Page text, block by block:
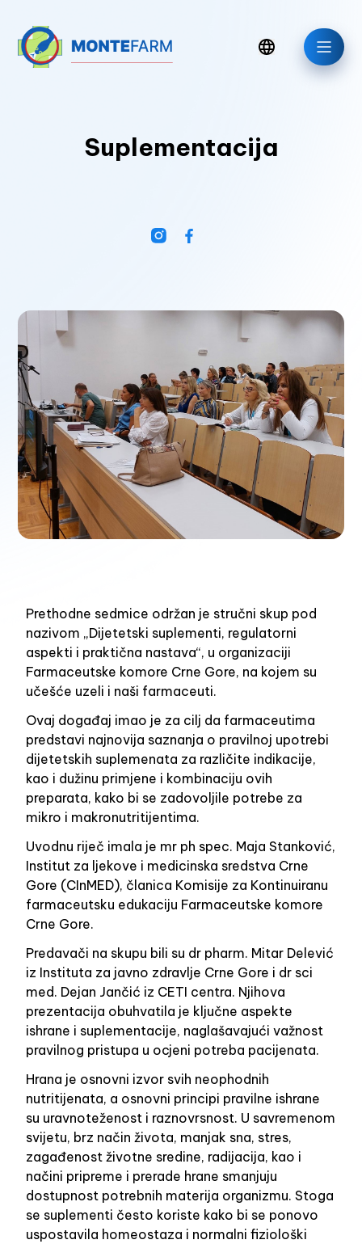
Aktuelno
Suplementacija
Prethodne sedmice održan je stručni skup pod
nazivom „Dijetetski suplementi, regulatorni
aspekti i praktična nastava“, u organizaciji
Farmaceutske komore Crne Gore, na kojem su
učešće uzeli i naši farmaceuti.
Ovaj događaj imao je za cilj da farmaceutima
predstavi najnovija saznanja o pravilnoj upotrebi
dijetetskih suplemenata za različite indikacije,
kao i dužinu primjene i kombinaciju ovih
preparata, kako bi se zadovoljile potrebe za
mikro i makronutritijentima.
Uvodnu riječ imala je mr ph spec. Maja Stanković,
Institut za ljekove i medicinska sredstva Crne
Gore (CInMED), članica Komisije za Kontinuiranu
farmaceutsku edukaciju Farmaceutske komore
Crne Gore.
Predavači na skupu bili su dr pharm. Mitar Delević
iz Instituta za javno zdravlje Crne Gore i dr sci
med. Dejan Jančić iz CETI centra. Njihova
prezentacija obuhvatila je ključne aspekte
ishrane i suplementacije, naglašavajući važnost
pravilnog pristupa u ocjeni potreba pacijenata.
Hrana je osnovni izvor svih neophodnih
nutritijenata, a osnovni principi pravilne ishrane
su uravnoteženost i raznovrsnost. U savremenom
svijetu, brz način života, manjak sna, stres,
zagađenost životne sredine, radijacija, kao i
načini pripreme i prerade hrane smanjuju
dostupnost potrebnih materija organizmu. Stoga
se suplementi često koriste kako bi se ponovo
uspostavila homeostaza i normalni fiziološki